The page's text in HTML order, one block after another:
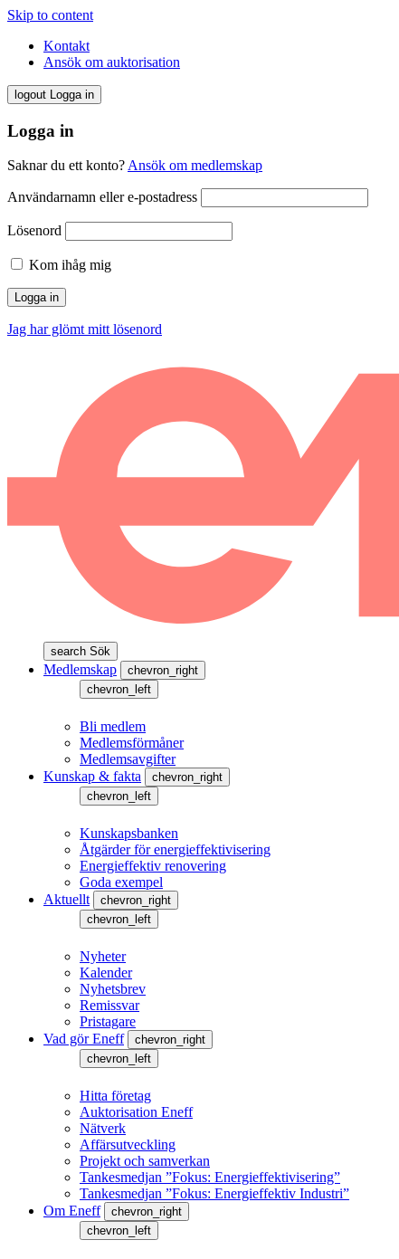
Skip to content
Kontakt
Ansök om auktorisation
logout Logga in
Logga in
Saknar du ett konto?Ansök om medlemskap
Användarnamn eller e-postadress
Lösenord
Kom ihåg mig
Jag har glömt mitt lösenord
search Sök
Medlemskap
chevron_right
chevron_left
Bli medlem
Medlemsförmåner
Medlemsavgifter
Kunskap & fakta
chevron_right
chevron_left
Kunskapsbanken
Åtgärder för energieffektivisering
Energieffektiv renovering
Goda exempel
Aktuellt
chevron_right
chevron_left
Nyheter
Kalender
Nyhetsbrev
Remissvar
Pristagare
Vad gör Eneff
chevron_right
chevron_left
Hitta företag
Auktorisation Eneff
Nätverk
Affärsutveckling
Projekt och samverkan
Tankesmedjan ”Fokus: Energieffektivisering”
Tankesmedjan ”Fokus: Energieffektiv Industri”
Om Eneff
chevron_right
chevron_left